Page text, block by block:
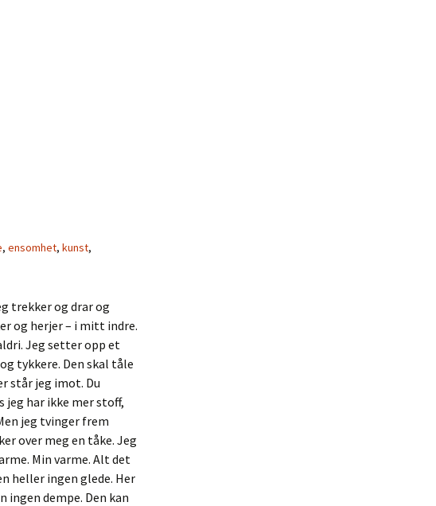
, ensomhet, kunst,
trekker og drar og
og herjer – i mitt indre.
Jeg setter opp et
tykkere. Den skal tåle
står jeg imot. Du
har ikke mer stoff,
jeg tvinger frem
over meg en tåke. Jeg
Min varme. Alt det
heller ingen glede. Her
dempe. Den kan